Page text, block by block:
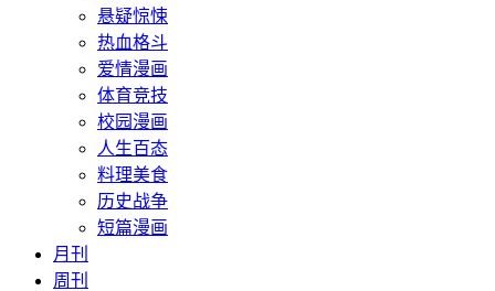
悬疑惊悚
热血格斗
爱情漫画
体育竞技
校园漫画
人生百态
料理美食
历史战争
短篇漫画
月刊
周刊